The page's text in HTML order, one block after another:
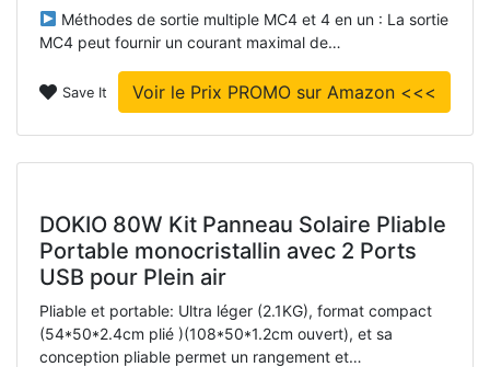
Méthodes de sortie multiple MC4 et 4 en un : La sortie
MC4 peut fournir un courant maximal de…
Save It Voir le Prix PROMO sur Amazon <<<
DOKIO 80W Kit Panneau Solaire Pliable
Portable monocristallin avec 2 Ports
USB pour Plein air
Pliable et portable: Ultra léger (2.1KG), format compact
(54*50*2.4cm plié )(108*50*1.2cm ouvert), et sa
conception pliable permet un rangement et…